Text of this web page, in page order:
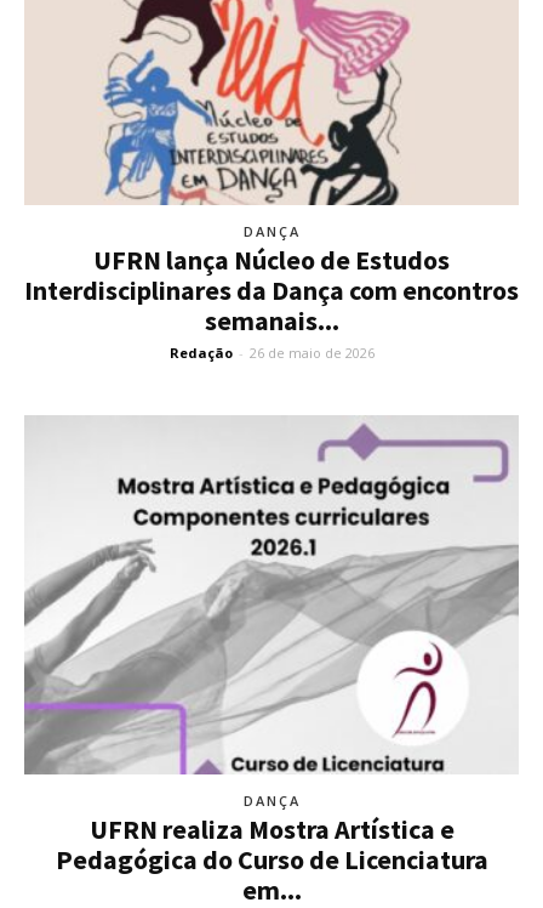
DANÇA
UFRN lança Núcleo de Estudos
Interdisciplinares da Dança com encontros
semanais...
Redação - 26 de maio de 2026
DANÇA
UFRN realiza Mostra Artística e
Pedagógica do Curso de Licenciatura
em...